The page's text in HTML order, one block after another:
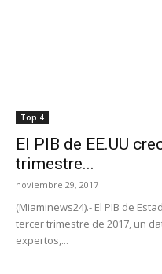
Top 4
El PIB de EE.UU
trimestre...
noviembre 29, 2017
(Miaminews24).- El PIB de
tercer trimestre de 2017, un
expertos,...